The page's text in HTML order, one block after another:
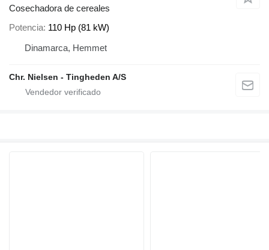
Cosechadora de cereales
Potencia 110 Hp (81 kW)
Dinamarca, Hemmet
Chr. Nielsen - Tingheden A/S